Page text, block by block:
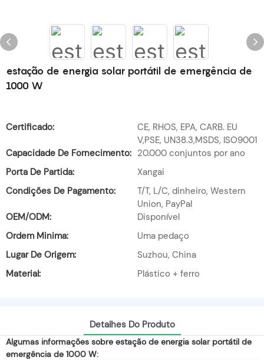
estação de energia solar portátil de emergência de
1000 W
Certificado:
CE, RHOS, EPA, CARB. EU
V,PSE, UN38.3,MSDS, ISO9001
Capacidade De Fornecimento: 20.000 conjuntos por ano
Porta De Partida:
Xangai
Condições De Pagamento:
T/T, L/C, dinheiro, Western
Union, PayPal
OEM/ODM:
Disponível
Ordem Minima:
Uma pedaço
Lugar De Origem:
Suzhou, China
Material:
Plástico + ferro
Detalhes Do Produto
Algumas informações sobre estação de energia solar portátil de
emergência de 1000 W: